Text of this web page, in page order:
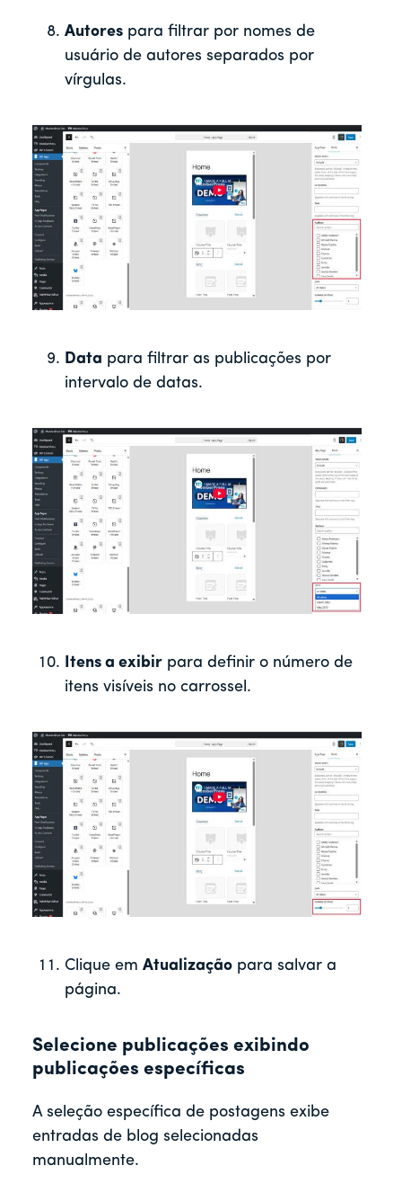
Autores para filtrar por nomes de
usuário de autores separados por
vírgulas.
Data para filtrar as publicações por
intervalo de datas.
Itens a exibir para definir o número de
itens visíveis no carrossel.
Clique em Atualização para salvar a
página.
Selecione publicações exibindo
publicações específicas
A seleção específica de postagens exibe
entradas de blog selecionadas
manualmente.